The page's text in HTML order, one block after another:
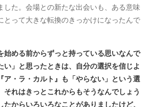
した。会場との新たな出会いも、ある意味
とって大きな転換のきっかけになったんで
始める前からずっと持っている思いなんで
い」と思ったときは、自分の選択を信じよ
ア・ラ・カルト』も「やらない」という選
それはきっとこれからもそうなんでしょう
からいろいろなことがありましたけど、